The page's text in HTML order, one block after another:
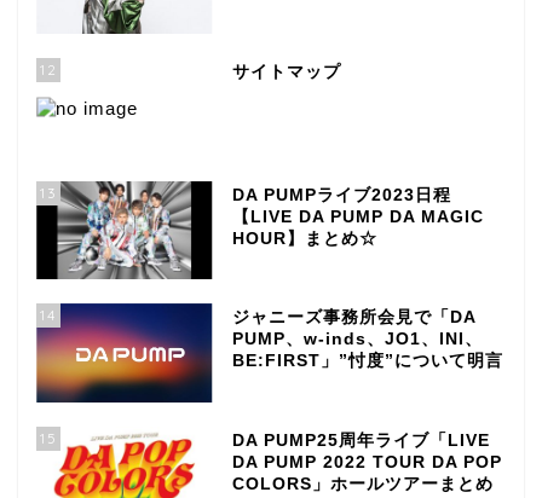
12 サイトマップ
13
DA PUMPライブ2023日程
【LIVE DA PUMP DA MAGIC
HOUR】まとめ☆
14
ジャニーズ事務所会見で「DA
PUMP、w-inds、JO1、INI、
BE:FIRST」”忖度”について明言
15
DA PUMP25周年ライブ「LIVE
DA PUMP 2022 TOUR DA POP
COLORS」ホールツアーまとめ